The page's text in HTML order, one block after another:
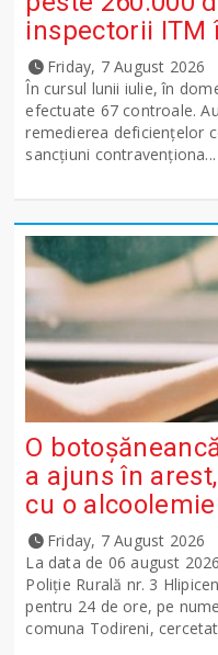
inspectorii ITM
Friday, 7 August 2026
În cursul lunii iulie, în
efectuate 67 controale.
remedierea deficiențelor
sancţiuni contravenționa...
O
a ajuns în
cu o
Friday, 7 August 2026
La data de 06 august
Poliție Rurală nr. 3
pentru 24 de ore, pe
comuna Todireni,